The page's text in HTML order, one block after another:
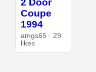
Coupe
1994
amgs65 · 29
likes